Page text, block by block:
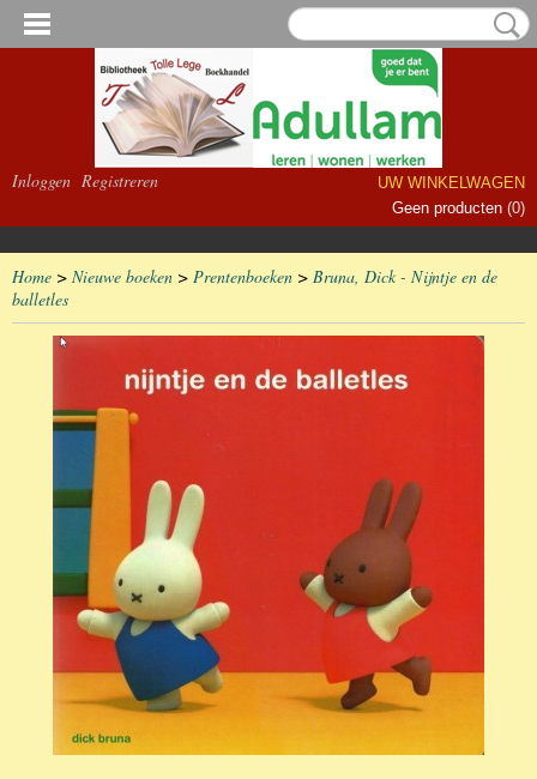
Inloggen Registreren
UW WINKELWAGEN
Geen producten (0)
Home > Nieuwe boeken > Prentenboeken > Bruna, Dick - Nijntje en de
balletles